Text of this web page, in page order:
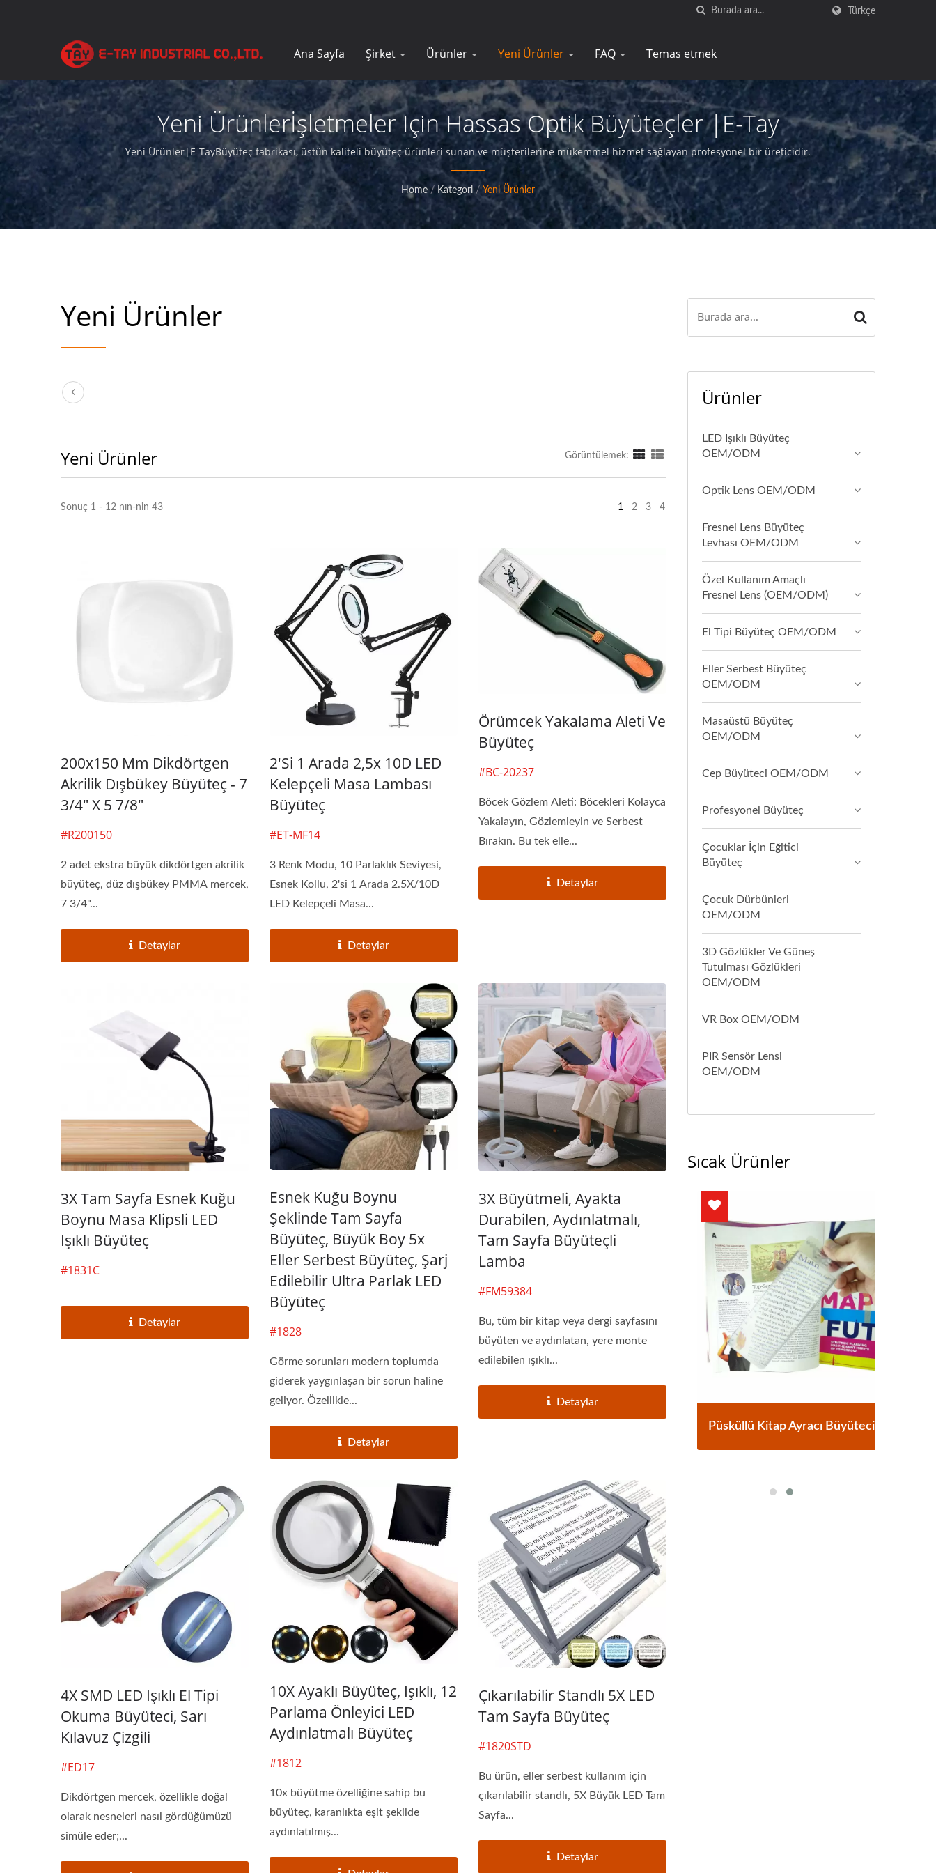
Türkçe
Ana Sayfa Şirket Ürünler Yeni Ürünler FAQ Temas etmek
Yeni Ürünlerİşletmeler Için Hassas Optik Büyüteçler |E-Tay
Yeni Ürünler|E-TayBüyüteç fabrikası, üstün kaliteli büyüteç ürünleri sunan ve müşterilerine mükemmel hizmet sağlayan profesyonel bir üreticidir.
Home / Kategori / Yeni Ürünler
Yeni Ürünler
Yeni Ürünler Görüntülemek:
Sonuç 1 - 12 nın-nin 43 1 2 3 4
200x150 Mm Dikdörtgen
Akrilik Dışbükey Büyüteç - 7
3/4" X 5 7/8"
#R200150
2 adet ekstra büyük dikdörtgen akrilik
büyüteç, düz dışbükey PMMA mercek,
7 3/4"...
Detaylar
2'si 1 Arada 2,5x 10D LED
Kelepçeli Masa Lambası
Büyüteç
#ET-MF14
3 Renk Modu, 10 Parlaklık Seviyesi,
Esnek Kollu, 2'si 1 Arada 2.5X/10D
LED Kelepçeli Masa...
Detaylar
Örümcek Yakalama Aleti Ve
Büyüteç
#BC-20237
Böcek Gözlem Aleti: Böcekleri Kolayca
Yakalayın, Gözlemleyin ve Serbest
Bırakın. Bu tek elle...
Detaylar
3X Tam Sayfa Esnek Kuğu
Boynu Masa Klipsli LED
Işıklı Büyüteç
#1831C
Detaylar
Esnek Kuğu Boynu
Şeklinde Tam Sayfa
Büyüteç, Büyük Boy 5x
Eller Serbest Büyüteç, Şarj
Edilebilir Ultra Parlak LED
Büyüteç
#1828
Görme sorunları modern toplumda
giderek yaygınlaşan bir sorun haline
geliyor. Özellikle...
Detaylar
3X Büyütmeli, Ayakta
Durabilen, Aydınlatmalı,
Tam Sayfa Büyüteçli
Lamba
#FM59384
Bu, tüm bir kitap veya dergi sayfasını
büyüten ve aydınlatan, yere monte
edilebilen ışıklı...
Detaylar
4X SMD LED Işıklı El Tipi
Okuma Büyüteci, Sarı
Kılavuz Çizgili
#ED17
Dikdörtgen mercek, özellikle doğal
olarak nesneleri nasıl gördüğümüzü
simüle eder;...
10X Ayaklı Büyüteç, Işıklı, 12
Parlama Önleyici LED
Aydınlatmalı Büyüteç
#1812
10x büyütme özelliğine sahip bu
büyüteç, karanlıkta eşit şekilde
aydınlatılmış...
Çıkarılabilir Standlı 5X LED
Tam Sayfa Büyüteç
#1820STD
Bu ürün, eller serbest kullanım için
çıkarılabilir standlı, 5X Büyük LED Tam
Sayfa...
Detaylar
Ürünler
LED Işıklı Büyüteç
OEM/ODM
Optik Lens OEM/ODM
Fresnel Lens Büyüteç
Levhası OEM/ODM
Özel Kullanım Amaçlı
Fresnel Lens (OEM/ODM)
El Tipi Büyüteç OEM/ODM
Eller Serbest Büyüteç
OEM/ODM
Masaüstü Büyüteç
OEM/ODM
Cep Büyüteci OEM/ODM
Profesyonel Büyüteç
Çocuklar İçin Eğitici
Büyüteç
Çocuk Dürbünleri
OEM/ODM
3D Gözlükler Ve Güneş
Tutulması Gözlükleri
OEM/ODM
VR Box OEM/ODM
PIR Sensör Lensi
OEM/ODM
Sıcak Ürünler
Püsküllü Kitap Ayracı Büyüteci Püsküllü Kitap Ayracı Büyüteci